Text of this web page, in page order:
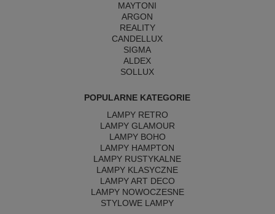
MAYTONI
ARGON
REALITY
CANDELLUX
SIGMA
ALDEX
SOLLUX
POPULARNE KATEGORIE
LAMPY RETRO
LAMPY GLAMOUR
LAMPY BOHO
LAMPY HAMPTON
LAMPY RUSTYKALNE
LAMPY KLASYCZNE
LAMPY ART DECO
LAMPY NOWOCZESNE
STYLOWE LAMPY